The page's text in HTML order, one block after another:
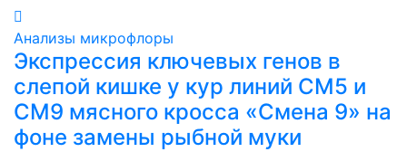
Анализы микрофлоры
Экспрессия ключевых генов в
слепой кишке у кур линий СМ5 и
СМ9 мясного кросса «Смена 9» на
фоне замены рыбной муки